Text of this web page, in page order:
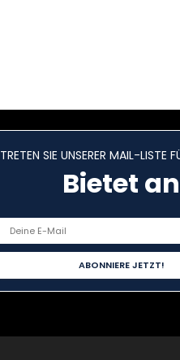
TRETEN SIE UNSERER MAIL-LISTE
Bietet an